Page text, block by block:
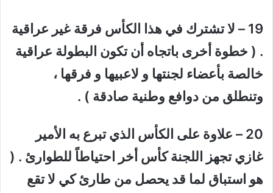
19 – لا تشترك في هذا الكأس فرقة غير عراقية
. ( خطوة أخرى باتجاه أن تكون البطولة عراقية
خالصة بأعضاء لجنتها و لاعبيها و فرقها ،
وتنطلق من دوافع وطنية صادقة ) .
20 – علاوة على الكأس الذي تبرع به الأمير
غازي تجهز اللجنة كأس أخر احتياطاً للطوارئ . (
هو استباق لما قد يحصل من طارئ كي لا تقع